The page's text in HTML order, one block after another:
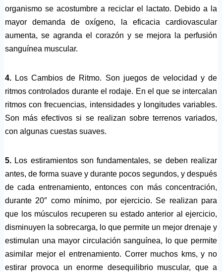
organismo se acostumbre a reciclar el lactato. Debido a la
mayor demanda de oxígeno, la eficacia cardiovascular
aumenta, se agranda el corazón y se mejora la perfusión
sanguínea muscular.
4. Los Cambios de Ritmo. Son juegos de velocidad y de
ritmos controlados durante el rodaje. En el que se intercalan
ritmos con frecuencias, intensidades y longitudes variables.
Son más efectivos si se realizan sobre terrenos variados,
con algunas cuestas suaves.
5. Los estiramientos son fundamentales, se deben realizar
antes, de forma suave y durante pocos segundos, y después
de cada entrenamiento, entonces con más concentración,
durante 20″ como mínimo, por ejercicio. Se realizan para
que los músculos recuperen su estado anterior al ejercicio,
disminuyen la sobrecarga, lo que permite un mejor drenaje y
estimulan una mayor circulación sanguínea, lo que permite
asimilar mejor el entrenamiento. Correr muchos kms, y no
estirar provoca un enorme desequilibrio muscular, que a